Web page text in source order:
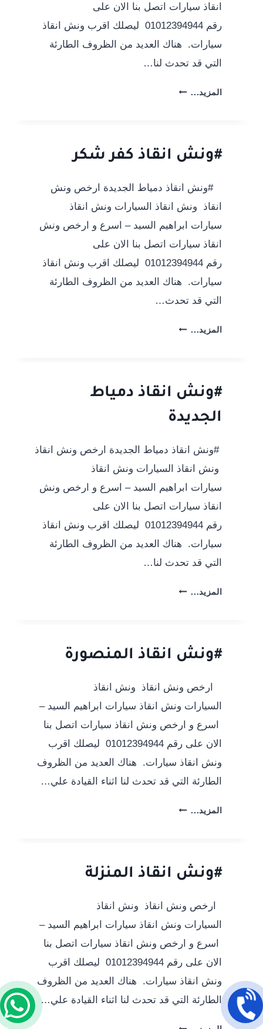
انقاذ سيارات اتصل بنا الان على
رقم 01012394944 ليصلك اقرب ونش انقاذ
سيارات. هناك العديد من الظروف الطارئة
التي قد تحدث لنا…
المزيد... #ونش
#ونش انقاذ كفر شكر
#ونش انقاذ دمياط الجديدة ارخص ونش
انقاذ ونش انقاذ السيارات ونش انقاذ
سيارات ابراهيم السيد – اسرع و ارخص ونش
انقاذ سيارات اتصل بنا الان على
رقم 01012394944 ليصلك اقرب ونش انقاذ
سيارات. هناك العديد من الظروف الطارئة
التي قد تحدث…
المزيد... #ونش
#ونش انقاذ دمياط
الجديدة
#ونش انقاذ دمياط الجديدة ارخص ونش انقاذ
ونش انقاذ السيارات ونش انقاذ
سيارات ابراهيم السيد – اسرع و ارخص ونش
انقاذ سيارات اتصل بنا الان على
رقم 01012394944 ليصلك اقرب ونش انقاذ
سيارات. هناك العديد من الظروف الطارئة
التي قد تحدث لنا…
المزيد... #ونش
#ونش انقاذ المنصورة
ارخص ونش انقاذ ونش انقاذ
السيارات ونش انقاذ سيارات ابراهيم السيد –
اسرع و ارخص ونش انقاذ سيارات اتصل بنا
الان على رقم 01012394944 ليصلك اقرب
ونش انقاذ سيارات. هناك العديد من الظروف
الطارئة التي قد تحدث لنا اثناء القيادة علي…
المزيد... #ونش
#ونش انقاذ المنزلة
ارخص ونش انقاذ ونش انقاذ
السيارات ونش انقاذ سيارات ابراهيم السيد –
اسرع و ارخص ونش انقاذ سيارات اتصل بنا
الان على رقم 01012394944 ليصلك اقرب
ونش انقاذ سيارات. هناك العديد من الظروف
الطارئة التي قد تحدث لنا اثناء القيادة علي…
#ونش